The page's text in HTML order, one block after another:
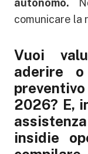
autonomo.
comunicare la
Vuoi
aderire
2026? E,
insidie